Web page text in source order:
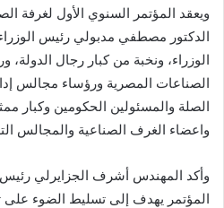
ويعقد المؤتمر السنوي الأول لغرفة
الدكتور مصطفي مدبولي رئيس
الوزراء، ونخبة من كبار رجال
الصناعات المصرية ورؤساء مجالس
الصلة والمسئولين الحكومين وكبار
واعضاء الغرف الصناعية والمجالس
وأكد المهندس أشرف الجزايرلي
المؤتمر يهدف إلى تسليط الضوء على